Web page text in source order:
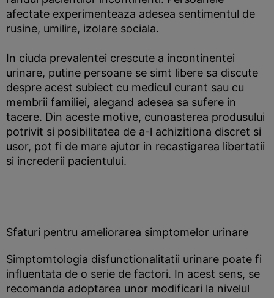
afectate experimenteaza adesea sentimentul de
rusine, umilire, izolare sociala.
In ciuda prevalentei crescute a incontinentei
urinare, putine persoane se simt libere sa discute
despre acest subiect cu medicul curant sau cu
membrii familiei, alegand adesea sa sufere in
tacere. Din aceste motive, cunoasterea produsului
potrivit si posibilitatea de a-l achizitiona discret si
usor, pot fi de mare ajutor in recastigarea libertatii
si increderii pacientului.
Sfaturi pentru ameliorarea simptomelor urinare
Simptomtologia disfunctionalitatii urinare poate fi
influentata de o serie de factori. In acest sens, se
recomanda adoptarea unor modificari la nivelul